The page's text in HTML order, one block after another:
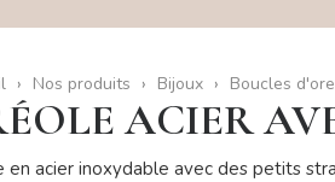
Nos produits Bijoux Boucles
ACIER
en acier inoxydable avec des petits